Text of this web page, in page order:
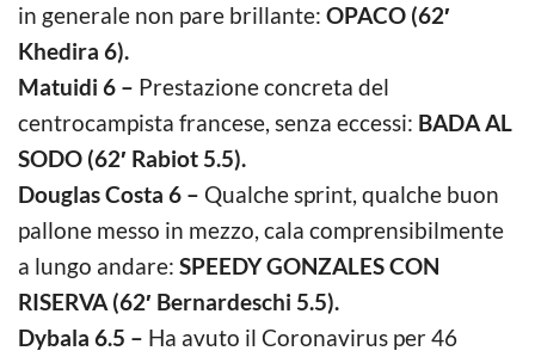
in generale non pare brillante: OPACO (62′
Khedira 6).
Matuidi 6 – Prestazione concreta del
centrocampista francese, senza eccessi: BADA AL
SODO (62′ Rabiot 5.5).
Douglas Costa 6 – Qualche sprint, qualche buon
pallone messo in mezzo, cala comprensibilmente
a lungo andare: SPEEDY GONZALES CON
RISERVA (62′ Bernardeschi 5.5).
Dybala 6.5 – Ha avuto il Coronavirus per 46